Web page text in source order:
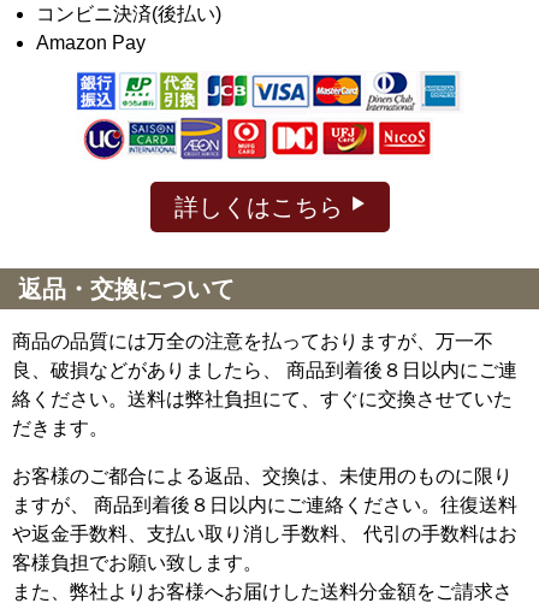
コンビニ決済(後払い)
Amazon Pay
詳しくはこちら
返品・交換について
商品の品質には万全の注意を払っておりますが、万一不
良、破損などがありましたら、 商品到着後８日以内にご連
絡ください。送料は弊社負担にて、すぐに交換させていた
だきます。
お客様のご都合による返品、交換は、未使用のものに限り
ますが、
商品到着後８日以内にご連絡ください。往復送料
や返金手数料、支払い取り消し手数料、 代引の手数料はお
客様負担でお願い致します。
また、弊社よりお客様へお届けした送料分金額をご請求さ